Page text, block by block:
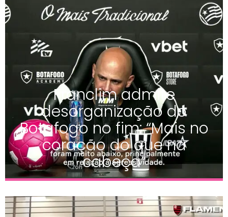
Franclim admite
desorganização do
Botafogo no fim: “Mais no
coração do que na
cabeça”